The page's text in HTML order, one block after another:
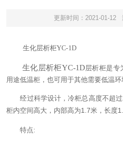
更新时间：2021-01-12
生化层析柜YC-1D
生化层析柜YC-1D层析柜是专
用途低温柜，也可用于其他需要低温
经过科学设计，冷柜总高度不超过
柜内空间高大，内部高为1.7米，长度
特点: